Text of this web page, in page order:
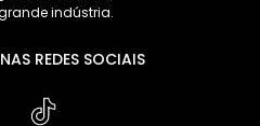
indústria.
REDES SOCIAIS